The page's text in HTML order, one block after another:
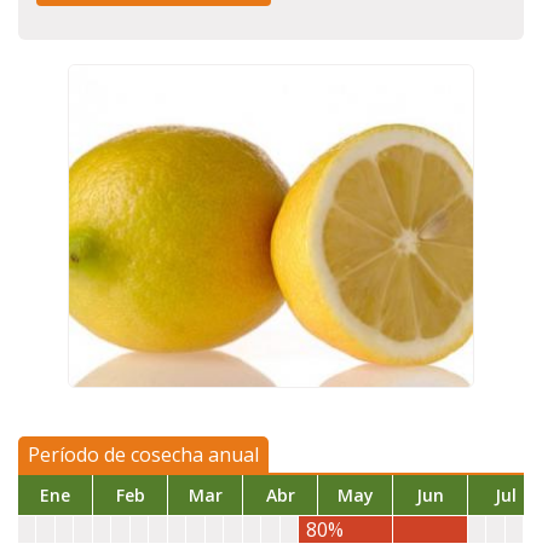
Período de cosecha anual
Ene Feb Mar Abr
80%
May Jun Jul